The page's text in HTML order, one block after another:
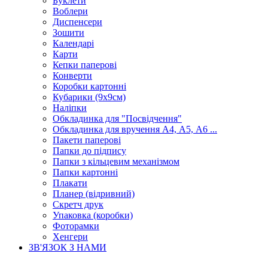
Воблери
Диспенсери
Зошити
Календарі
Карти
Кепки паперові
Конверти
Коробки картонні
Кубарики (9х9см)
Наліпки
Обкладинка для "Посвідчення"
Обкладинка для вручення А4, А5, А6 ...
Пакети паперові
Папки до підпису
Папки з кільцевим механізмом
Папки картонні
Плакати
Планер (відривний)
Скретч друк
Упаковка (коробки)
Фоторамки
Хенгери
ЗВ'ЯЗОК З НАМИ